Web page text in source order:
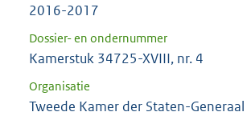
2016-2017
Dossier- en ondernummer
Kamerstuk 34725-XVIII, nr. 4
Organisatie
Tweede Kamer der Staten-Generaal